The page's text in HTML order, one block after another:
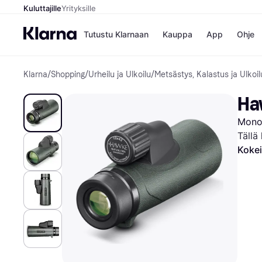
KuluttajilleYrityksille
Tutustu Klarnaan Kauppa
Kaupat
Gigantti
H&M
Peten
Wolt
App Ohje
Klarna/Shopping/Urheilu ja Ulkoilu/Metsästys, Kalastus ja
Tällä